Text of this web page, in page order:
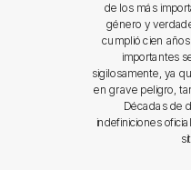
de los más
género y
cumplió cien
importantes
sigilosamente, ya
en grave peligro,
Décadas de
indefiniciones